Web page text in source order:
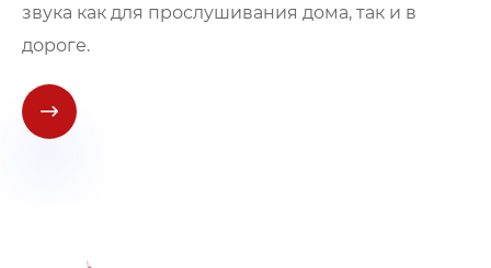
звука как для прослушивания дома, так и в
дороге.
